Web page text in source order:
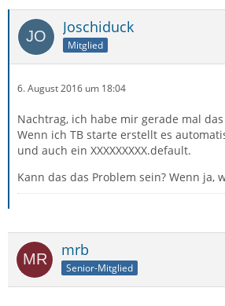
Joschiduck
Mitglied
6. August 2016 um 18:04
Nachtrag, ich habe mir gerade mal
Wenn ich TB starte erstellt es
und auch ein XXXXXXXXX.default.
Kann das das Problem sein? Wenn ja,
mrb
Senior-Mitglied